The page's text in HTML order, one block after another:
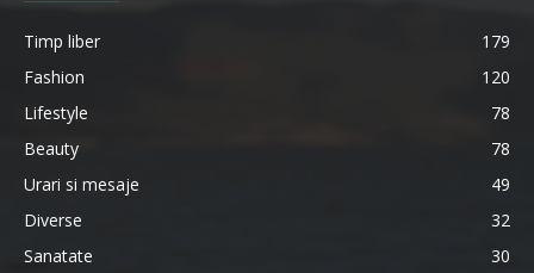
Timp liber
179
Fashion
120
Lifestyle
78
Beauty
78
Urari si mesaje
49
Diverse
32
Sanatate
30